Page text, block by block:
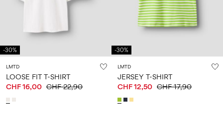
-30%
LMTD
LOOSE FIT T-SHIRT
CHF 16,00 CHF 22,90
-30%
LMTD
JERSEY T-SHIRT
CHF 12,50 CHF 17,90